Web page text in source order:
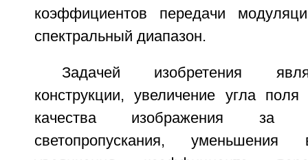
коэффициентов передачи
спектральный диапазон.
Задачей изобретения
конструкции, увеличение угла
качества изображения за
светопропускания, уменьшения